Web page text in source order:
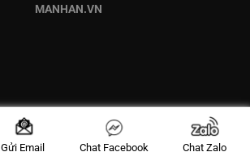
MANHAN.VN
Gửi Email Chat Facebook Chat Zalo